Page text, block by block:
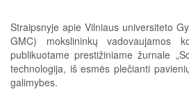
Straipsnyje apie Vilniaus universiteto
GMC) mokslininkų vadovaujamos
publikuotame prestižiniame žurnale
technologija, iš esmės plečianti
galimybes.